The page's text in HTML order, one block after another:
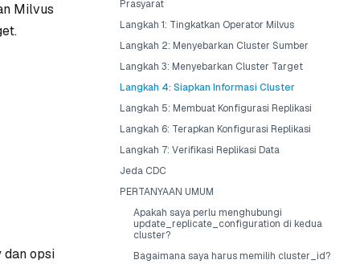
Milvus
opsi
Prasyarat
Langkah 1: Tingkatkan Operator Milvus
Langkah 2: Menyebarkan Cluster Sumber
Langkah 3: Menyebarkan Cluster Target
Langkah 4: Siapkan Informasi Cluster
Langkah 5: Membuat Konfigurasi Replikasi
Langkah 6: Terapkan Konfigurasi Replikasi
Langkah 7: Verifikasi Replikasi Data
Jeda CDC
PERTANYAAN UMUM
Apakah saya perlu menghubungi
update_replicate_configuration di kedua
cluster?
Bagaimana saya harus memilih cluster_id?